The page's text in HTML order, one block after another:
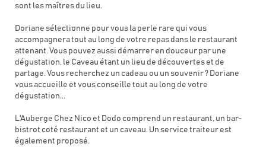
sont les maîtres du lieu.
Doriane sélectionne pour vous la perle rare qui vous
accompagnera tout au long de votre repas dans le restaurant
attenant. Vous pouvez aussi démarrer en douceur par une
dégustation, le Caveau étant un lieu de découvertes et de
partage. Vous recherchez un cadeau ou un souvenir ? Doriane
vous accueille et vous conseille tout au long de votre
dégustation...
L'Auberge Chez Nico et Dodo comprend un restaurant, un bar-
bistrot coté restaurant et un caveau. Un service traiteur est
également proposé.